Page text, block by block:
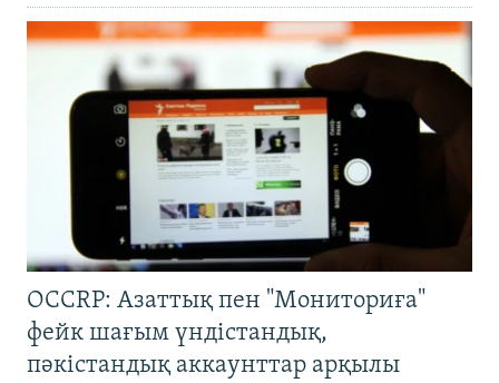
OCCRP: Азаттық пен "Мониториға"
фейк шағым үндістандық,
пәкістандық аккаунттар арқылы